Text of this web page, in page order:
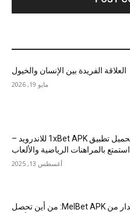
العلاقة الفريدة بين الإنسان والخيول
مايو 19, 2026
عنوان: تحميل تطبيق 1xBet APK للاندرويد –
استمتع بالمراهنات الرياضية والألعاب
أغسطس 13, 2025
أحدث إصدار من MelBet APK: من أين تحصل